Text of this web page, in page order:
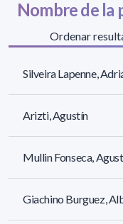
Nombre de la
Ordenar
Silveira Lapenne,
Arizti, Agustín
Mullin Fonseca,
Giachino Burguez,